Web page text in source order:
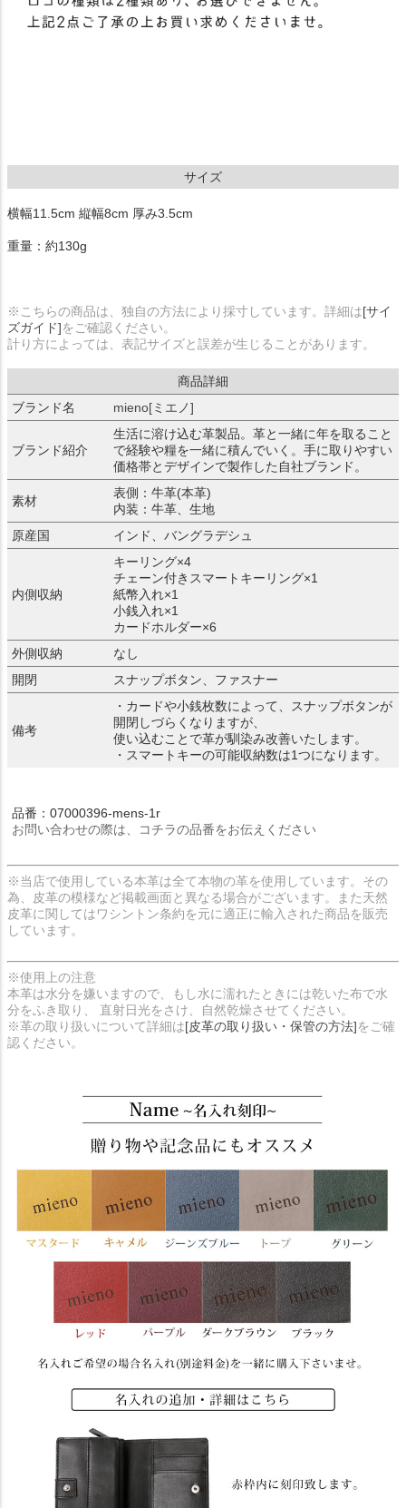
サイズ
横幅11.5cm 縦幅8cm 厚み3.5cm
重量：約130g
※こちらの商品は、独自の方法により採寸しています。詳細は[サイ
ズガイド]をご確認ください。
計り方によっては、表記サイズと誤差が生じることがあります。
商品詳細
ブランド名
mieno[ミエノ]
ブランド紹介
生活に溶け込む革製品。革と一緒に年を取ること
で経験や糧を一緒に積んでいく。手に取りやすい
価格帯とデザインで製作した自社ブランド。
素材
表側：牛革(本革)
内装：牛革、生地
原産国
インド、バングラデシュ
内側収納
キーリング×4
チェーン付きスマートキーリング×1
紙幣入れ×1
小銭入れ×1
カードホルダー×6
外側収納
なし
開閉
スナップボタン、ファスナー
備考
・カードや小銭枚数によって、スナップボタンが
開閉しづらくなりますが、
使い込むことで革が馴染み改善いたします。
・スマートキーの可能収納数は1つになります。
品番：07000396-mens-1r
お問い合わせの際は、コチラの品番をお伝えください
※当店で使用している本革は全て本物の革を使用しています。その
為、皮革の模様など掲載画面と異なる場合がございます。また天然
皮革に関してはワシントン条約を元に適正に輸入された商品を販売
しています。
※使用上の注意
本革は水分を嫌いますので、もし水に濡れたときには乾いた布で水
分をふき取り、 直射日光をさけ、自然乾燥させてください。
※革の取り扱いについて詳細は[皮革の取り扱い・保管の方法]をご確
認ください。